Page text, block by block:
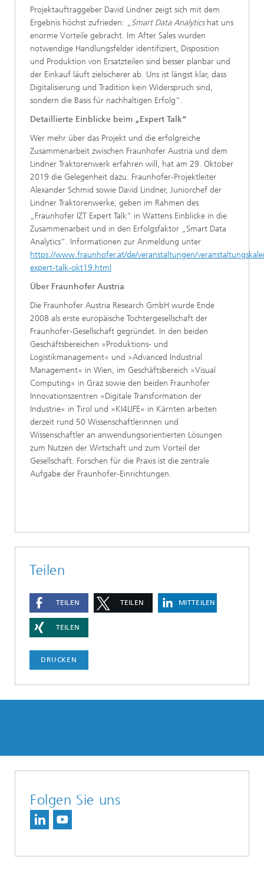
Projektauftraggeber David Lindner zeigt sich mit dem
Ergebnis höchst zufrieden: „Smart Data Analyticshat uns
enorme Vorteile gebracht. Im After Sales wurden
notwendige Handlungsfelder identifiziert, Disposition
und Produktion von Ersatzteilen sind besser planbar und
der Einkauf läuft zielsicherer ab. Uns ist längst klar, dass
Digitalisierung und Tradition kein Widerspruch sind,
sondern die Basis für nachhaltigen Erfolg“.
Detaillierte Einblicke beim „Expert Talk“
Wer mehr über das Projekt und die erfolgreiche
Zusammenarbeit zwischen Fraunhofer Austria und dem
Lindner Traktorenwerk erfahren will, hat am 29. Oktober
2019 die Gelegenheit dazu. Fraunhofer-Projektleiter
Alexander Schmid sowie David Lindner, Juniorchef der
Lindner Traktorenwerke, geben im Rahmen des
„Fraunhofer IZT Expert Talk“ in Wattens Einblicke in die
Zusammenarbeit und in den Erfolgsfaktor „Smart Data
Analytics“. Informationen zur Anmeldung unter
https://www.fraunhofer.at/de/veranstaltungen/
expert-talk-okt19.html
Über Fraunhofer Austria
Die Fraunhofer Austria Research GmbH wurde Ende
2008 als erste europäische Tochtergesellschaft der
Fraunhofer-Gesellschaft gegründet. In den beiden
Geschäftsbereichen »Produktions- und
Logistikmanagement« und »Advanced Industrial
Management« in Wien, im Geschäftsbereich »Visual
Computing« in Graz sowie den beiden Fraunhofer
Innovationszentren »Digitale Transformation der
Industrie« in Tirol und »KI4LIFE« in Kärnten arbeiten
derzeit rund 50 Wissenschaftlerinnen und
Wissenschaftler an anwendungsorientierten Lösungen
zum Nutzen der Wirtschaft und zum Vorteil der
Gesellschaft. Forschen für die Praxis ist die zentrale
Aufgabe der Fraunhofer-Einrichtungen.
Teilen
TEILEN TEILEN MITTEILEN
TEILEN
DRUCKEN
Folgen Sie uns